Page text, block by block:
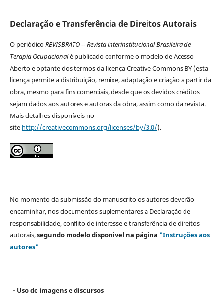
Declaração e Transferência de Direitos Autorais
O periódicoREVISBRATO -- Revista interinstitucional Brasileira de
Terapia Ocupacionalé publicado conforme o modelo de Acesso
Aberto e optante dos termos da licença Creative Commons BY (esta
licença permite a distribuição, remixe, adaptação e criação a partir da
obra, mesmo para fins comerciais, desde que os devidos créditos
sejam dados aos autores e autoras da obra, assim como da revista.
Mais detalhes disponíveis no
site http://creativecommons.org/licenses/by/3.0/).
No momento da submissão do manuscrito os autores deverão
encaminhar, nos documentos suplementares a Declaração de
responsabilidade, conflito de interesse e transferência de direitos
autorais,segundo modelodisponivel na página "Instruções aos
autores"
- Uso de imagens e discursos